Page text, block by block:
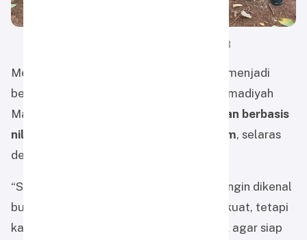
1014.55 KB
Menurut Ustadz Haris, kegiatan ini juga menjadi
bentuk nyata dari visi SMP Alam Muhammadiyah
Martapura dalam membangun
pendidikan berbasis
nilai Islam dan kecintaan terhadap alam, selaras
dengan prinsip
“SMP Alam Muhammadiyah Martapura ingin dikenal
bukan hanya karena akademiknya yang kuat, tetapi
karena cara kami menyiapkan anak-anak agar siap